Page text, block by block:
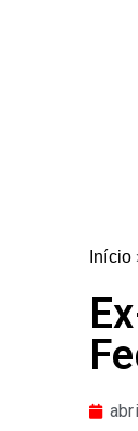
Início